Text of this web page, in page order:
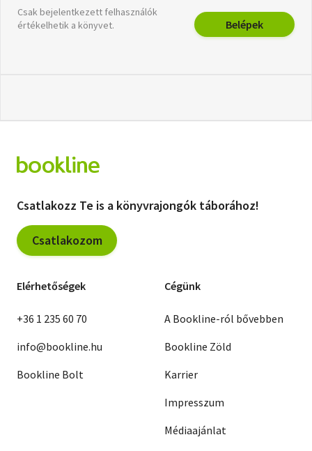
Csak bejelentkezett felhasználók
értékelhetik a könyvet.
Belépek
Csatlakozz Te is a könyvrajongók táborához!
Csatlakozom
Elérhetőségek
+36 1 235 60 70
info@bookline.hu
Bookline Bolt
Cégünk
A Bookline-ról bővebben
Bookline Zöld
Karrier
Impresszum
Médiaajánlat